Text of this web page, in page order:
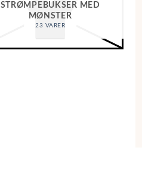
STRØMPEBUKSER MED
MØNSTER
23 VARER